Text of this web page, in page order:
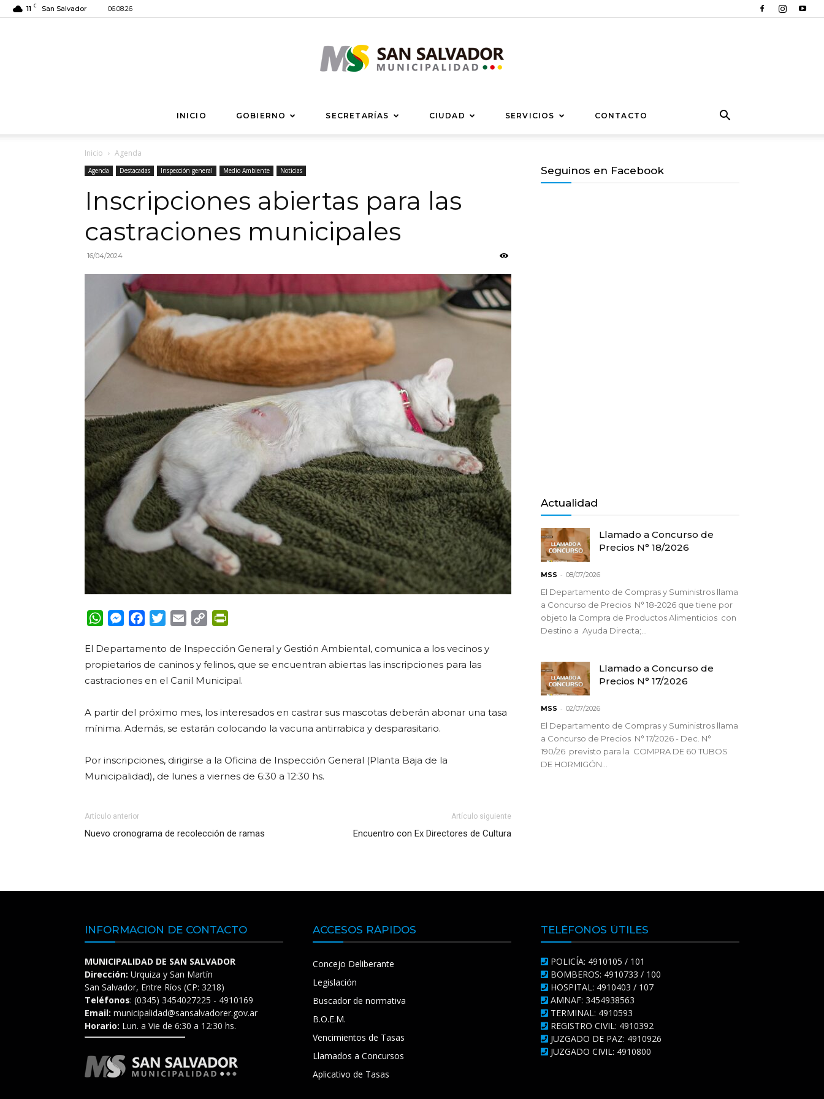
11 C San Salvador 06.08.26
Municipalidad
INICIO GOBIERNO SECRETARÍAS CIUDAD SERVICIOS CONTACTO
Inicio Agenda
Agenda Destacadas Inspección general Medio Ambiente Noticias
Inscripciones abiertas para las
castraciones municipales
16/04/2024
WhatsApp
Messenger
FacebookTwitterEmail Copy
El Departamento de Inspección General y Gestión Ambiental, comunica a los vecinos y
propietarios de caninos y felinos, que se encuentran abiertas las inscripciones para las
castraciones en el Canil Municipal.
A partir del próximo mes, los interesados en castrar sus mascotas deberán abonar una tasa
mínima. Además, se estarán colocando la vacuna antirrabica y desparasitario.
Por inscripciones, dirigirse a la Oficina de Inspección General (Planta Baja de la
Municipalidad), de lunes a viernes de 6:30 a 12:30 hs.
Artículo anterior
Nuevo cronograma de recolección de ramas
Artículo siguiente
Encuentro con Ex Directores de Cultura
Seguinos en Facebook
Actualidad
Llamado a Concurso de
Precios N° 18/2026
MSS - 08/07/2026
El Departamento de Compras y Suministros llama
a Concurso de Precios N° 18-2026 que tiene por
objeto la Compra de Productos Alimenticios con
Destino a Ayuda Directa;...
Llamado a Concurso de
Precios N° 17/2026
MSS - 02/07/2026
El Departamento de Compras y Suministros llama
a Concurso de Precios N° 17/2026 - Dec. N°
190/26 previsto para la COMPRA DE 60 TUBOS
DE HORMIGÓN...
INFORMACIÓN DE CONTACTO
MUNICIPALIDAD DE SAN SALVADOR
Dirección: Urquiza y San Martín
San Salvador, Entre Ríos (CP: 3218)
Teléfonos: (0345) 3454027225 - 4910169
Email: municipalidad@sansalvadorer.gov.ar
Horario: Lun. a Vie de 6:30 a 12:30 hs.
ACCESOS RÁPIDOS
Concejo Deliberante
Legislación
Buscador de normativa
B.O.E.M.
Vencimientos de Tasas
Llamados a Concursos
Aplicativo de Tasas
TELÉFONOS ÚTILES
POLICÍA: 4910105 / 101
BOMBEROS: 4910733 / 100
HOSPITAL: 4910403 / 107
AMNAF: 3454938563
TERMINAL: 4910593
REGISTRO CIVIL: 4910392
JUZGADO DE PAZ: 4910926
JUZGADO CIVIL: 4910800